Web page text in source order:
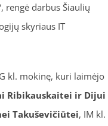
rengė darbus Šiaulių
skyriaus IT
kl. mokinę, kuri laimėjo
Ribikauskaitei ir Dijui
Takuševičiūtei, IM kl.